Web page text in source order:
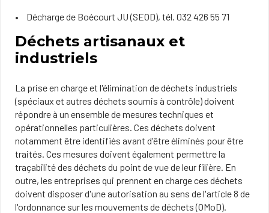
Décharge de Boécourt JU (SEOD), tél. 032 426 55 71
Déchets artisanaux et
industriels
​​​La prise en charge et l'élimination de déchets industriels
(spéciaux et autres déchets soumis à contrôle) doivent
répondre à un ensemble de mesures techniques et
opérationnelles particulières. Ces déchets doivent
notamment être identifiés avant d'être éliminés pour être
traités. Ces mesures doivent également permettre la
traçabilité des déchets ​du point de vue de leur filière. En
outre, les entreprises qui prennent en charge ces déchets
doivent disposer d'une autorisation au sens de l'article 8 de
l'ordonnance sur les mouvements de déchets (OMoD).